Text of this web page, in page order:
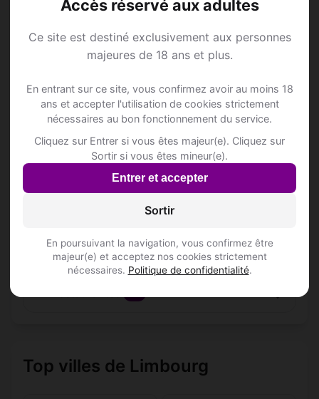
Accès réservé aux adultes
Ce site est destiné exclusivement aux personnes
majeures de 18 ans et plus.
En entrant sur ce site, vous confirmez avoir au moins 18
ans et accepter l'utilisation de cookies strictement
nécessaires au bon fonctionnement du service.
Cliquez sur Entrer si vous êtes majeur(e). Cliquez sur
Sortir si vous êtes mineur(e).
Entrer et accepter
Sortir
En poursuivant la navigation, vous confirmez être
majeur(e) et acceptez nos cookies strictement
nécessaires. Politique de confidentialité.
Inscris-toi pour voir le n°
Krimacom
Dokter Haubenlaan 59
LIKA
Koninginnelaan 44/3
Inscris-toi pour voir le n°
Terhills Hotels
Grotestraat 289
Top villes de Limbourg